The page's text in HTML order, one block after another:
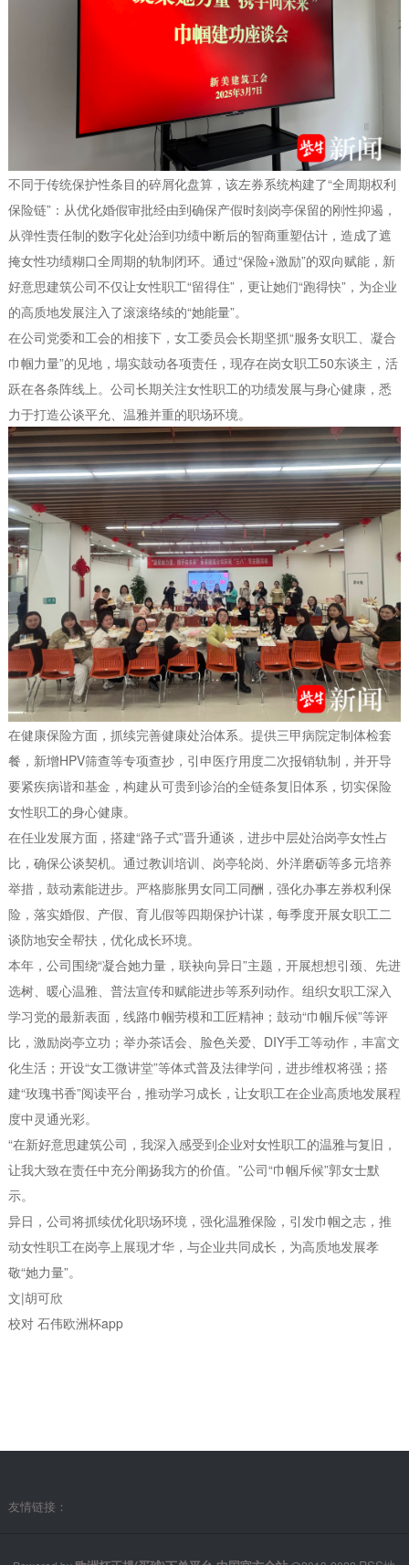
不同于传统保护性条目的碎屑化盘算，该左券系统构建了“全周期权利
保险链”：从优化婚假审批经由到确保产假时刻岗亭保留的刚性抑遏，
从弹性责任制的数字化处治到功绩中断后的智商重塑估计，造成了遮
掩女性功绩糊口全周期的轨制闭环。通过“保险+激励”的双向赋能，新
好意思建筑公司不仅让女性职工“留得住”，更让她们“跑得快”，为企业
的高质地发展注入了滚滚络续的“她能量”。
在公司党委和工会的相接下，女工委员会长期坚抓“服务女职工、凝合
巾帼力量”的见地，塌实鼓动各项责任，现存在岗女职工50东谈主，活
跃在各条阵线上。公司长期关注女性职工的功绩发展与身心健康，悉
力于打造公谈平允、温雅并重的职场环境。
在健康保险方面，抓续完善健康处治体系。提供三甲病院定制体检套
餐，新增HPV筛查等专项查抄，引申医疗用度二次报销轨制，并开导
要紧疾病谐和基金，构建从可贵到诊治的全链条复旧体系，切实保险
女性职工的身心健康。
在任业发展方面，搭建“路子式”晋升通谈，进步中层处治岗亭女性占
比，确保公谈契机。通过教训培训、岗亭轮岗、外洋磨砺等多元培养
举措，鼓动素能进步。严格膨胀男女同工同酬，强化办事左券权利保
险，落实婚假、产假、育儿假等四期保护计谋，每季度开展女职工二
谈防地安全帮扶，优化成长环境。
本年，公司围绕“凝合她力量，联袂向异日”主题，开展想想引颈、先进
选树、暖心温雅、普法宣传和赋能进步等系列动作。组织女职工深入
学习党的最新表面，线路巾帼劳模和工匠精神；鼓动“巾帼斥候”等评
比，激励岗亭立功；举办茶话会、脸色关爱、DIY手工等动作，丰富文
化生活；开设“女工微讲堂”等体式普及法律学问，进步维权将强；搭
建“玫瑰书香”阅读平台，推动学习成长，让女职工在企业高质地发展程
度中灵通光彩。
“在新好意思建筑公司，我深入感受到企业对女性职工的温雅与复旧，
让我大致在责任中充分阐扬我方的价值。”公司“巾帼斥候”郭女士默
示。
异日，公司将抓续优化职场环境，强化温雅保险，引发巾帼之志，推
动女性职工在岗亭上展现才华，与企业共同成长，为高质地发展孝
敬“她力量”。
文|胡可欣
校对 石伟欧洲杯app
友情链接：